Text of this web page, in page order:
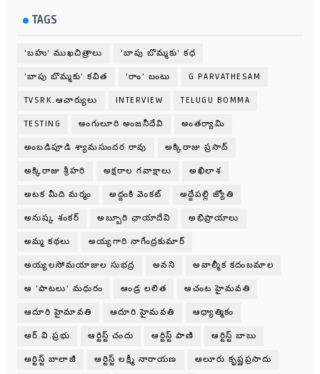
TAGS
'బహు' ముఖచిత్రాలు 'బాపు బొమ్మకు' కధ
'బాపు బొమ్మకు' కవిత 'రాం' బంటు G PARVATHESAM
TVSRK.ఆచార్యులు INTERVIEW TELUGU BOMMA
TESTING అంగులూరి అంజనీదేవి అంతర్యామి
అంబడిపూడి శ్యామసుందర రావు అక్కిరాజు ప్రసాద్
అక్కిరాజు శ్రీహరి అక్షరాల గవాక్షాలు అఖిలాశ
అటక మీది మర్మం అద్దంకి వెంకట్ అద్దేపల్లి జ్యోతి
అనుష్క శంకర్ అబ్బూరి ఛాయాదేవి అభిప్రాయాలు
అమ్మ కథలు అయ్యగారి నాగేంద్రకుమార్
అయ్యలసోమయాజుల సుభద్ర అవని అవాల్మీక కదంబమాల
ఆ 'పాటలు' మధురం ఆండ్ర లలిత ఆచంట హైమవతి
ఆదూరి హైమావతి ఆదూరి.హైమవతి ఆధ్యాత్మికం
ఆర్.వి.ప్రభు ఆర్టిస్ట్ చందు ఆర్టిస్ట్ పాణి ఆర్టిస్ట్ బాబు
ఆర్టిస్ట్ బాలాజీ ఆర్టిస్ట్ లక్ష్మీ నారాయణ ఆలూరు కృష్ణప్రసాదు